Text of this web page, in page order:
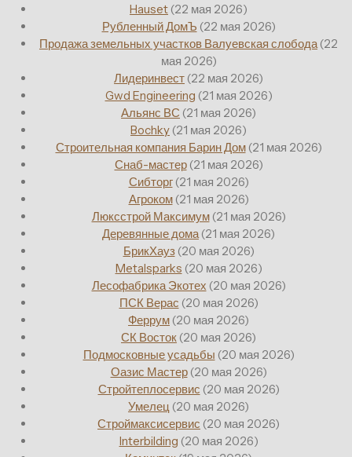
Hauset (22 мая 2026)
Рубленный ДомЪ (22 мая 2026)
Продажа земельных участков Валуевская слобода (22
мая 2026)
Лидеринвест (22 мая 2026)
Gwd Engineering (21 мая 2026)
Альянс ВС (21 мая 2026)
Bochky (21 мая 2026)
Строительная компания Барин Дом (21 мая 2026)
Снаб-мастер (21 мая 2026)
Сибторг (21 мая 2026)
Агроком (21 мая 2026)
Люксстрой Максимум (21 мая 2026)
Деревянные дома (21 мая 2026)
БрикХауз (20 мая 2026)
Metalsparks (20 мая 2026)
Лесофабрика Экотех (20 мая 2026)
ПСК Верас (20 мая 2026)
Феррум (20 мая 2026)
СК Восток (20 мая 2026)
Подмосковные усадьбы (20 мая 2026)
Оазис Мастер (20 мая 2026)
Стройтеплосервис (20 мая 2026)
Умелец (20 мая 2026)
Строймаксисервис (20 мая 2026)
Interbilding (20 мая 2026)